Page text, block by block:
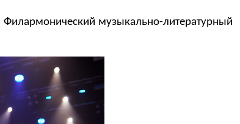
Филармонический музыкально-литературный